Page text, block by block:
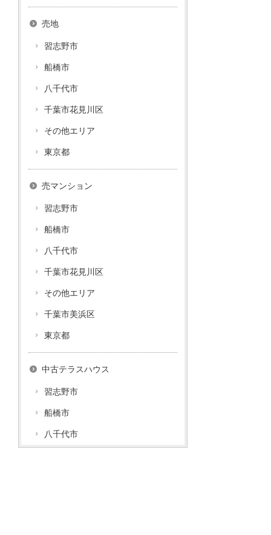
売地
習志野市
船橋市
八千代市
千葉市花見川区
その他エリア
東京都
売マンション
習志野市
船橋市
八千代市
千葉市花見川区
その他エリア
千葉市美浜区
東京都
中古テラスハウス
習志野市
船橋市
八千代市